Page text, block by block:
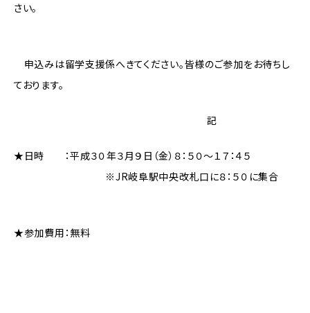
さい。
申込みは留学支援係へきてください。皆様のご参加をお待ちし
ております。
記
★日時 ：平成３０年３月９日（金）８：５０～１７：４５
※JR岐阜駅中央改札口に８：５０に集合
★参加費用：無料